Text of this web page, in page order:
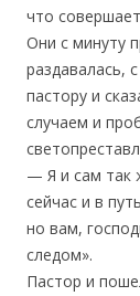
что
Они с минуту
раздавалась,
пастору и
случаем и
— Я и сам так
сейчас и в
но вам,
следом».
Пастор и